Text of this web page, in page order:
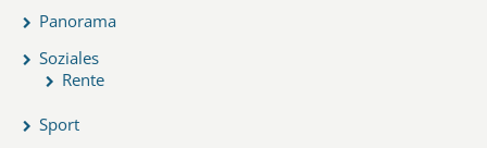
Panorama
Soziales
Rente
Sport